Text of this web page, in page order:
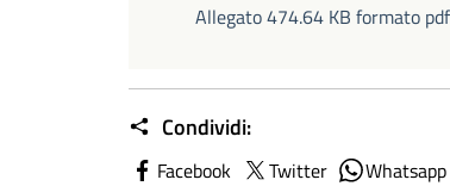
Allegato 474.64 KB formato pdf
Condividi:
Facebook Twitter Whatsapp